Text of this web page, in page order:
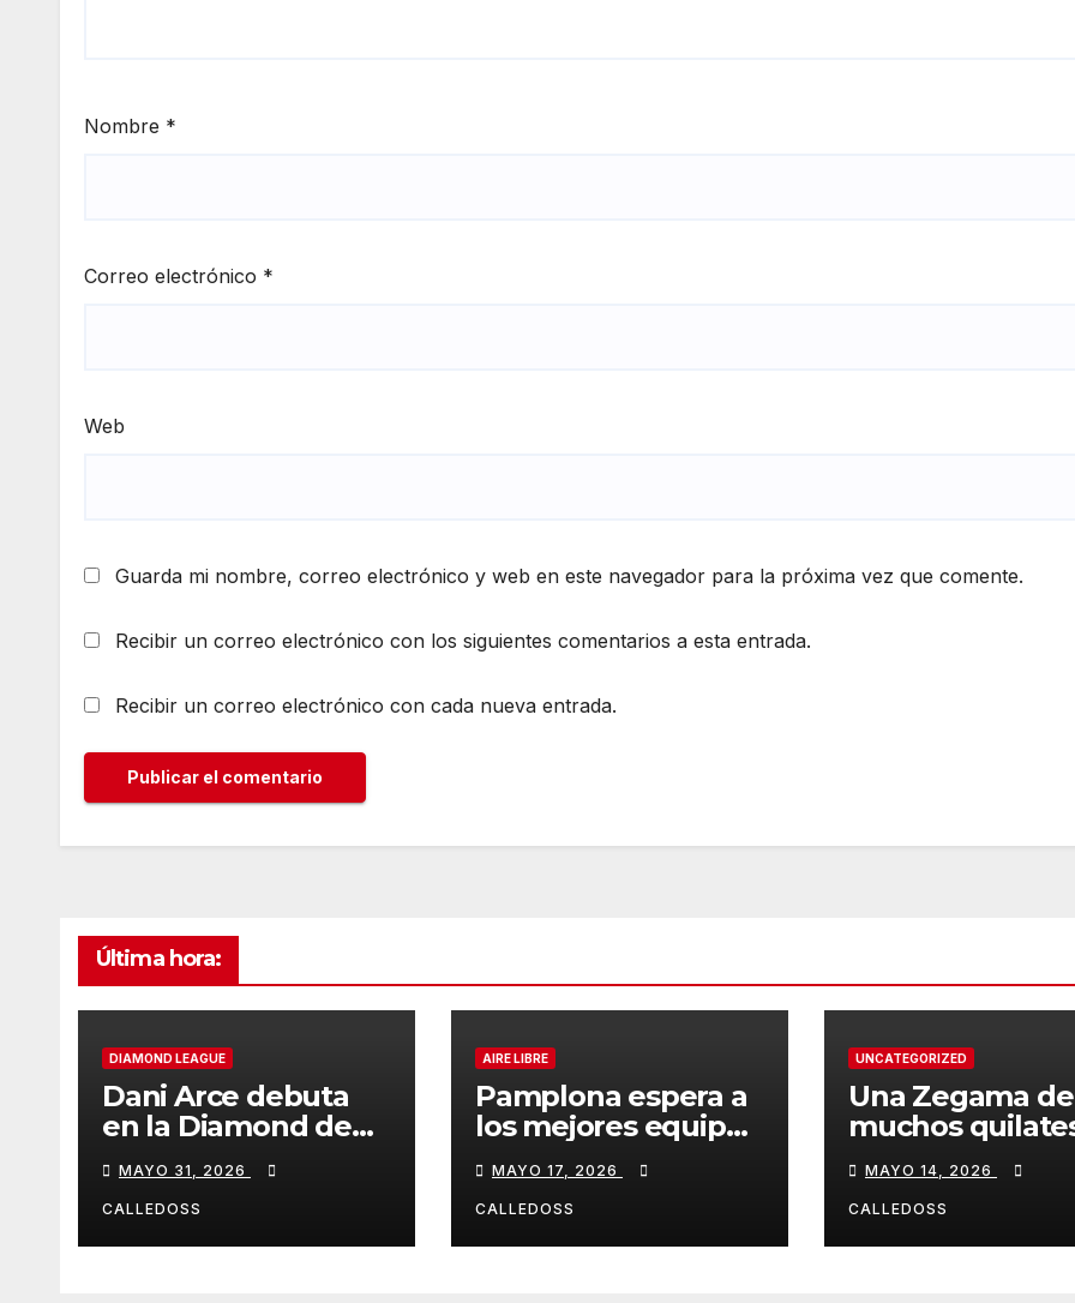
Nombre *
Correo electrónico *
Web
Guarda mi nombre, correo electrónico y web en este navegador para la próxima vez que comente.
Recibir un correo electrónico con los siguientes comentarios a esta entrada.
Recibir un correo electrónico con cada nueva entrada.
Última hora:
DIAMOND LEAGUE
Dani Arce debuta
en la Diamond de
MAYO 31, 2026
CALLEDOSS
AIRE LIBRE
Pamplona espera a
los mejores equipos
Iberdrola
MAYO 17, 2026
CALLEDOSS
UNCATEGORIZED
Una Zegama de
muchos
MAYO 14, 2026
CALLEDOSS